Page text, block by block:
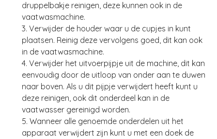
druppelbakje reinigen, deze kunnen ook in de
vaatwasmachine.
3. Verwijder de houder waar u de cupjes in kunt
plaatsen. Reinig deze vervolgens goed, dit kan ook
in de vaatwasmachine.
4. Verwijder het uitvoerpijpje uit de machine, dit kan
eenvoudig door de uitloop van onder aan te duwen
naar boven. Als u dit pijpje verwijdert heeft kunt u
deze reinigen, ook dit onderdeel kan in de
vaatwasser gereinigd worden.
5. Wanneer alle genoemde onderdelen uit het
apparaat verwijdert zijn kunt u met een doek de